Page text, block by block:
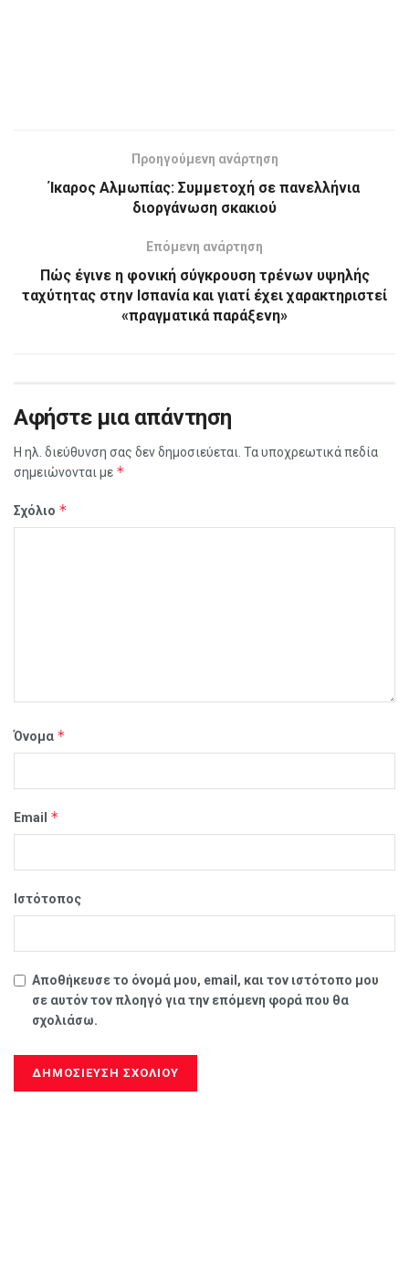
Προηγούμενη ανάρτηση
Ίκαρος Αλμωπίας: Συμμετοχή σε πανελλήνια
διοργάνωση σκακιού
Επόμενη ανάρτηση
Πώς έγινε η φονική σύγκρουση τρένων υψηλής
ταχύτητας στην Ισπανία και γιατί έχει χαρακτηριστεί
«πραγματικά παράξενη»
Αφήστε μια απάντηση
Η ηλ. διεύθυνση σας δεν δημοσιεύεται. Τα υποχρεωτικά πεδία
σημειώνονται με *
Σχόλιο *
Όνομα *
Email *
Ιστότοπος
Αποθήκευσε το όνομά μου, email, και τον ιστότοπο μου
σε αυτόν τον πλοηγό για την επόμενη φορά που θα
σχολιάσω.